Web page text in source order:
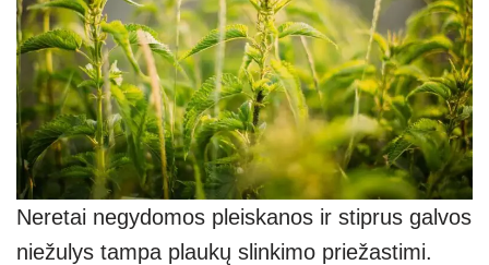
Neretai negydomos pleiskanos ir stiprus galvos
niežulys tampa plaukų slinkimo priežastimi.